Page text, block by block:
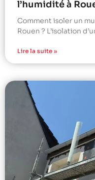
l’humidité à
Comment isoler un
Rouen ? L’isolation
Lire la suite »